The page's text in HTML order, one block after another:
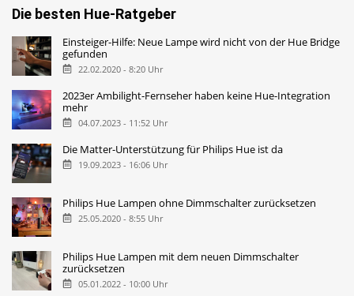
Die besten Hue-Ratgeber
Einsteiger-Hilfe: Neue Lampe wird nicht von der Hue Bridge
gefunden
22.02.2020 - 8:20 Uhr
2023er Ambilight-Fernseher haben keine Hue-Integration
mehr
04.07.2023 - 11:52 Uhr
Die Matter-Unterstützung für Philips Hue ist da
19.09.2023 - 16:06 Uhr
Philips Hue Lampen ohne Dimmschalter zurücksetzen
25.05.2020 - 8:55 Uhr
Philips Hue Lampen mit dem neuen Dimmschalter
zurücksetzen
05.01.2022 - 10:00 Uhr